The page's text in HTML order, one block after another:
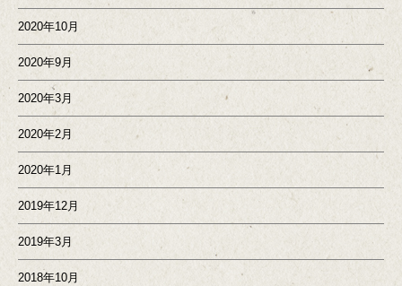
2020年10月
2020年9月
2020年3月
2020年2月
2020年1月
2019年12月
2019年3月
2018年10月